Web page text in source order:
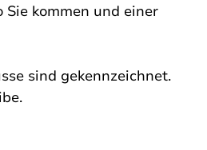
Sie kommen und einer
sind gekennzeichnet.